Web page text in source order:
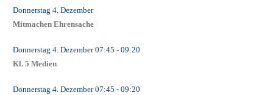
Donnerstag 4. Dezember
Mitmachen Ehrensache
Donnerstag 4. Dezember07:45 - 09:20
Kl. 5 Medien
Donnerstag 4. Dezember07:45 - 09:20